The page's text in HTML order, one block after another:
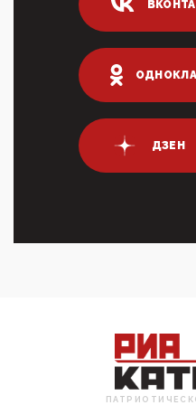
03:35, 10 Апреля 2026
крупных банках по
млрд руб. ...
03:01, 10 Апреля 2026
что союзники просили
энергети...
01:54, 10 Апреля 2026
Сионистское
разрешило
обряд Схождения Бл...
ДЗЕН